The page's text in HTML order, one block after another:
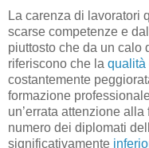
La carenza di lavoratori
scarse competenze e
piuttosto che da un calo
riferiscono che la qualità
costantemente
formazione
un’errata attenzione
numero dei diplomati
significativamente